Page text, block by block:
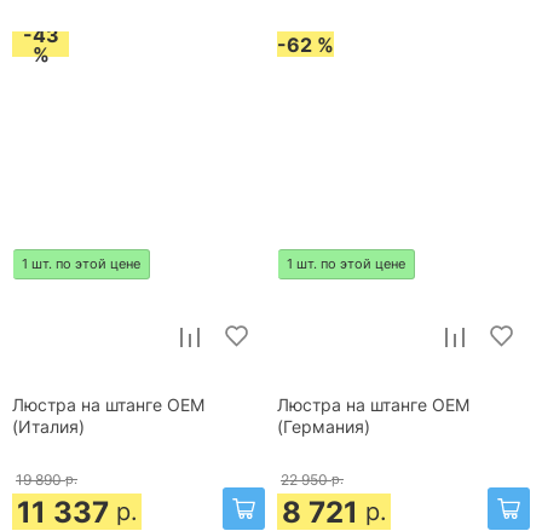
-43
%
1 шт. по этой цене
Люстра на штанге OEM
(Италия)
19 890 р.
11 337 р.
-62 %
1 шт. по этой цене
Люстра на штанге OEM
(Германия)
22 950 р.
8 721 р.